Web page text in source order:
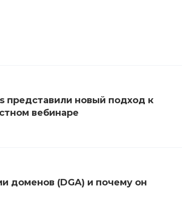
представили новый подход к
вебинаре
доменов (DGA) и почему он